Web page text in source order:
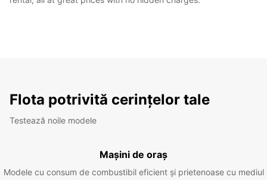
Flota potrivită cerințelor tale
Testează noile modele
Mașini de oraș
Modele cu consum de combustibil eficient și prietenoase cu mediul